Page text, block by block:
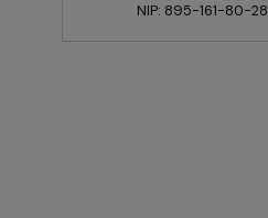
NIP: 895-161-80-28